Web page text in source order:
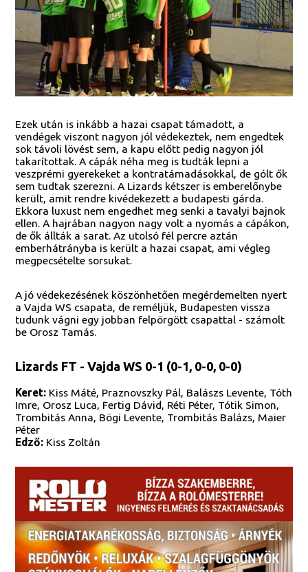
Ezek után is inkább a hazai csapat támadott, a
vendégek viszont nagyon jól védekeztek, nem engedtek
sok távoli lövést sem, a kapu előtt pedig nagyon jól
takarítottak. A cápák néha meg is tudták lepni a
veszprémi gyerekeket a kontratámadásokkal, de gólt ők
sem tudtak szerezni. A Lizards kétszer is emberelőnybe
került, amit rendre kivédekezett a budapesti gárda.
Ekkora luxust nem engedhet meg senki a tavalyi bajnok
ellen. A hajrában nagyon nagy volt a nyomás a cápákon,
de ők állták a sarat. Az utolsó fél percre aztán
emberhátrányba is került a hazai csapat, ami végleg
megpecsételte sorsukat.
A jó védekezésének köszönhetően megérdemelten nyert
a Vajda WS csapata, de reméljük, Budapesten vissza
tudunk vágni egy jobban felpörgött csapattal - számolt
be Orosz Tamás.
Lizards FT - Vajda WS 0-1 (0-1, 0-0, 0-0)
Keret: Kiss Máté, Praznovszky Pál, Balászs Levente, Tóth
Imre, Orosz Luca, Fertig Dávid, Réti Péter, Tótik Simon,
Trombitás Anna, Bögi Levente, Trombitás Balázs, Maier
Péter
Edző: Kiss Zoltán